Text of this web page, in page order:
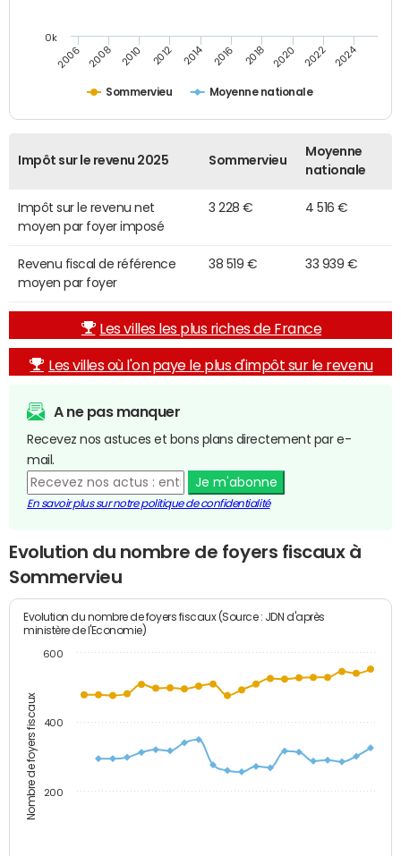
Sommervieu Moyenne nationale
2006 2008 2010 2012 2014 2016 2018 2020 2022 2024
0k
Impôt sur le revenu 2025 Sommervieu
Moyenne
nationale
Impôt sur le revenu net
moyen par foyer imposé
3 228 € 4 516 €
Revenu fiscal de référence
moyen par foyer
38 519 € 33 939 €
Les villes les plus riches de France
Les villes où l'on paye le plus d'impôt sur le revenu
A ne pas manquer
Recevez nos astuces et bons plans directement par e-
mail.
Je m'abonne
En savoir plus sur notre politique de confidentialité
Evolution du nombre de foyers fiscaux à
Sommervieu
Nombre de foyers fiscaux
Evolution du nombre de foyers fiscaux (Source : JDN d'après
ministère de l'Economie)
200
400
600